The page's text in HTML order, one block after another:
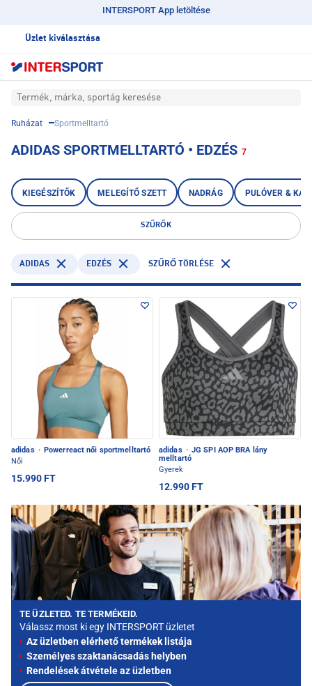
INTERSPORT App letöltése
Üzlet kiválasztása
Termék, márka, sportág keresése
Ruházat Sportmelltartó
ADIDAS SPORTMELLTARTÓ • EDZÉS 7
KIEGÉSZÍTŐK MELEGÍTŐ SZETT NADRÁG PULÓVER &
SZŰRŐK
ADIDAS EDZÉS SZŰRŐ TÖRLÉSE
adidas · Powerreact női sportmelltartó
Női
15.990 FT
adidas · JG SPI AOP BRA lány
melltartó
Gyerek
12.990 FT
TE ÜZLETED. TE TERMÉKEID.
Válassz most ki egy INTERSPORT üzletet
Az üzletben elérhető termékek listája
Személyes szaktanácsadás helyben
Rendelések átvétele az üzletben